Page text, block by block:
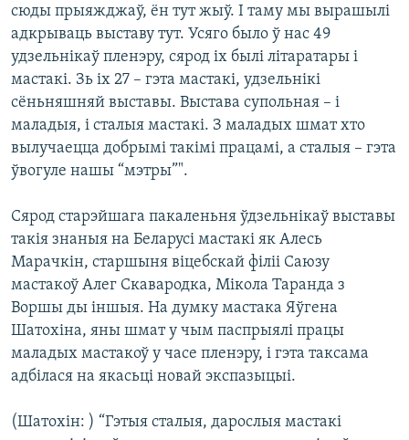
сюды прыяжджаў, ён тут жыў. І таму мы вырашылі
адкрываць выставу тут. Усяго было ў нас 49
удзельнікаў пленэру, сярод іх былі літаратары і
мастакі. Зь іх 27 – гэта мастакі, удзельнікі
сёньняшняй выставы. Выстава супольная – і
маладыя, і сталыя мастакі. З маладых шмат хто
вылучаецца добрымі такімі працамі, а сталыя – гэта
ўвогуле нашы “мэтры”".
Сярод старэйшага пакаленьня ўдзельнікаў выставы
такія знаныя на Беларусі мастакі як Алесь
Марачкін, старшыня віцебскай філіі Саюзу
мастакоў Алег Скавародка, Мікола Таранда з
Воршы ды іншыя. На думку мастака Яўгена
Шатохіна, яны шмат у чым паспрыялі працы
маладых мастакоў у часе пленэру, і гэта таксама
адбілася на якасьці новай экспазыцыі.
(Шатохін: ) “Гэтыя сталыя, дарослыя мастакі